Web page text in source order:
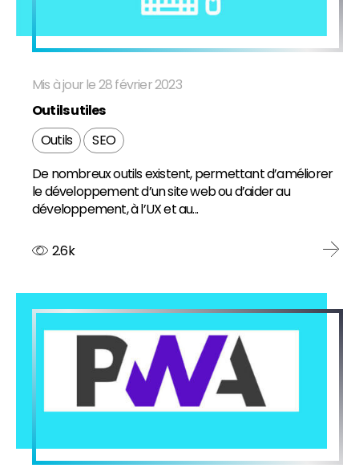
Mis à jour le 28 février 2023
Outils utiles
Outils
SEO
De nombreux outils existent, permettant d’améliorer
le développement d’un site web ou d’aider au
développement, à l’UX et au...
2.6k